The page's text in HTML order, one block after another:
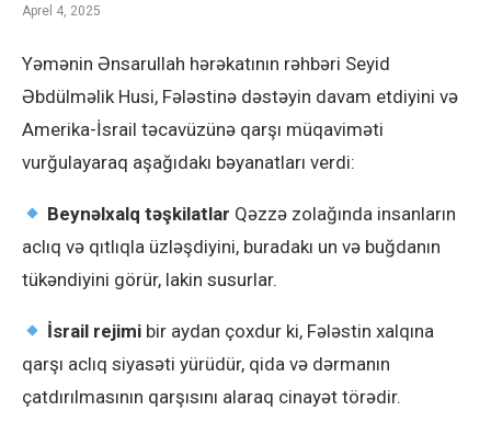
Aprel 4, 2025
Yəmənin Ənsarullah hərəkatının rəhbəri Seyid
Əbdülməlik Husi, Fələstinə dəstəyin davam etdiyini və
Amerika-İsrail təcavüzünə qarşı müqaviməti
vurğulayaraq aşağıdakı bəyanatları verdi:
Beynəlxalq təşkilatlar Qəzzə zolağında insanların
aclıq və qıtlıqla üzləşdiyini, buradakı un və buğdanın
tükəndiyini görür, lakin susurlar.
İsrail rejimi bir aydan çoxdur ki, Fələstin xalqına
qarşı aclıq siyasəti yürüdür, qida və dərmanın
çatdırılmasının qarşısını alaraq cinayət törədir.